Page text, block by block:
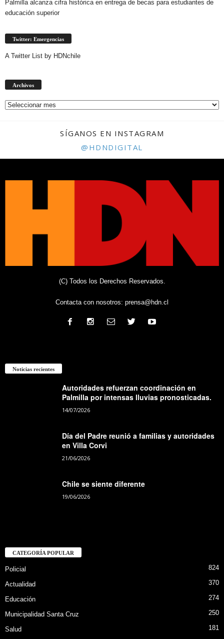
Palmilla alcanza cifra histórica en entrega de becas para estudiantes de
educación superior
Twitter: Emergencias
A Twitter List by HDNchile
Archivos
SÍGANOS EN INSTAGRAM
@HDNDIGITAL
(C) Todos los Derechos Reservados.
Contacta con nosotros: prensa@hdn.cl
Noticias recientes
Autoridades refuerzan coordinación en
Palmilla por intensas lluvias pronosticadas.
14/07/2026
Día del Padre reunió a familias y autoridades
en Villa Corvi
21/06/2026
Chile se siente diferente
19/06/2026
CATEGORÍA POPULAR
Policial 824
Actualidad 370
Educación 274
Municipalidad Santa Cruz 250
Salud
181